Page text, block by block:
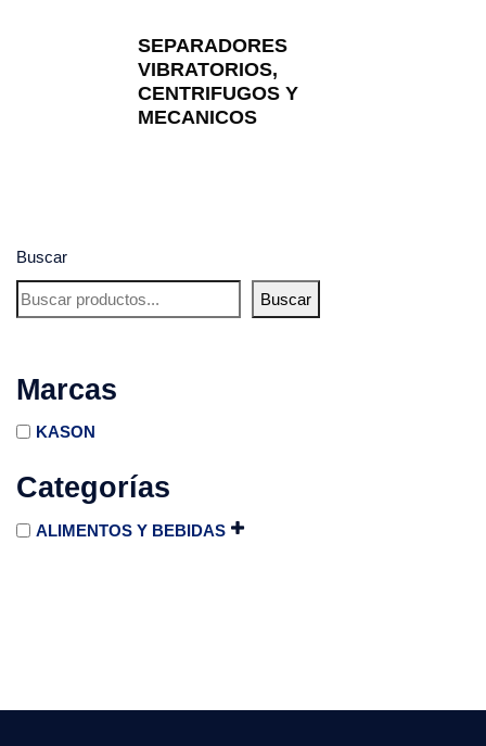
Buscar
Buscar
Marcas
KASON
Categorías
ALIMENTOS Y BEBIDAS
SEPARADORES
VIBRATORIOS,
CENTRIFUGOS Y
MECANICOS